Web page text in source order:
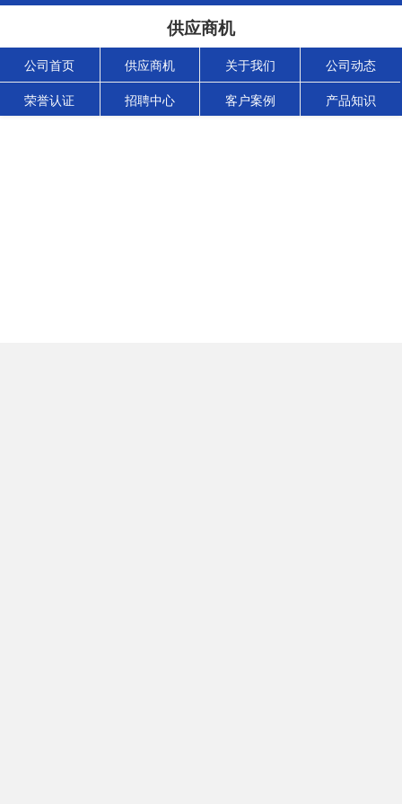
供应商机
公司首页 供应商机 关于我们 公司动态
荣誉认证 招聘中心 客户案例 产品知识